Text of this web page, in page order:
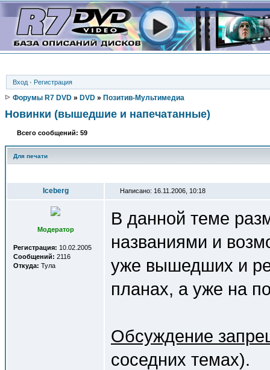
Вход · Регистрация
Форумы R7 DVD » DVD » Позитив-Мультимедиа
Новинки (вышедшие и напечатанные)
Всего сообщений: 59
Для печати
Iceberg Написано: 16.11.2006, 10:18
Модератор
Регистрация: 10.02.2005
Сообщений: 2116
Откуда: Тула
В данной теме
названиями и
уже вышедших и
планах, а уже на
Обсуждение
соседних темах).